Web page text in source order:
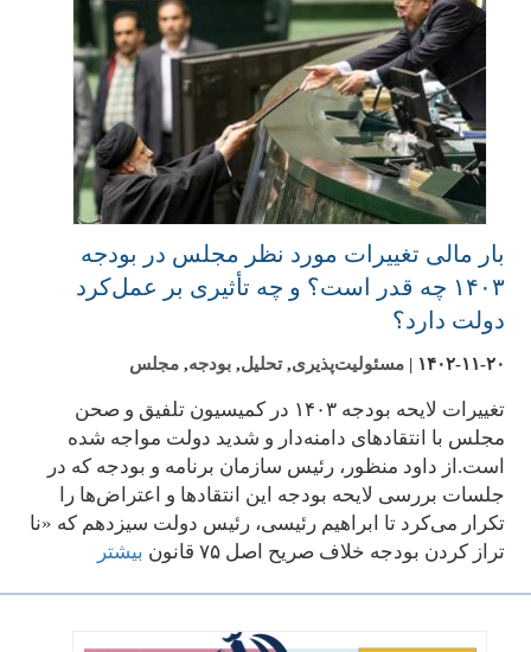
بار مالی تغییرات مورد نظر مجلس در بودجه
۱۴۰۳ چه قدر است؟ و چه تأثیری بر عمل‌کرد
دولت دارد؟
۱۴۰۲-۱۱-۲۰ |مسئولیت‌پذیری,تحلیل,بودجه,مجلس
تغییرات لایحه بودجه ۱۴۰۳ در کمیسیون تلفیق و صحن
مجلس با انتقادهای دامنه‌دار و شدید دولت مواجه شده
است.از داود منظور، رئیس سازمان برنامه و بودجه که در
جلسات بررسی لایحه بودجه این انتقادها و اعتراض‌ها را
تکرار می‌کرد تا ابراهیم رئیسی، رئیس دولت سیزدهم که «نا
تراز کردن بودجه خلاف صریح اصل ۷۵ قانون
بیشتر